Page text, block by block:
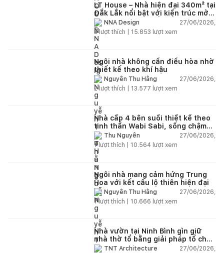
LT House – Nhà hiện đại 340m² tại
Đắk Lắk nổi bật với kiến trúc mở
và hệ sân vườn kết nối thiên
nhiên
NNA Design
27/06/2026,
3lượt thích | 15.853 lượt xem
Ngôi nhà không cần điều hòa nhờ
thiết kế theo khí hậu
Nguyễn Thu Hằng
27/06/2026,
2lượt thích | 13.577 lượt xem
Nhà cấp 4 bên suối thiết kế theo
tinh thần Wabi Sabi, sống chậm
giữa thiên nhiên
Thu Nguyễn
27/06/2026,
1lượt thích | 10.564 lượt xem
Ngôi nhà mang cảm hứng Trung
Hoa với kết cấu lộ thiên hiện đại
Nguyễn Thu Hằng
27/06/2026,
1lượt thích | 10.666 lượt xem
Nhà vườn tại Ninh Bình gìn giữ
nhà thờ tổ bằng giải pháp tổ chức
lại không gian
TNT Architecture
27/06/2026,